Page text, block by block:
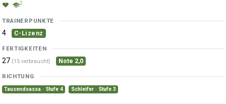
2
TRAINERPUNKTE
4 C-Lizenz
FERTIGKEITEN
27 (15 verbraucht) Note 2,0
RICHTUNG
Tausendsassa · Stufe 4 Schleifer · Stufe 3